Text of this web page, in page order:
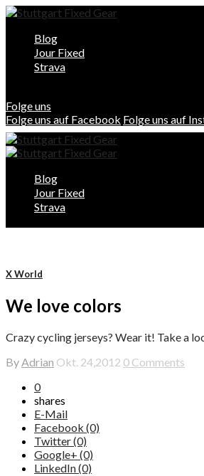
Blog
Jour Fixed
Strava
Folge uns
Folge uns auf Facebook Folge uns auf
Blog
Jour Fixed
Strava
X World
We love colors
Crazy cycling jerseys? Wear it! Take a
ByAdrian Okt. 24,2012 0 Comments
0
shares
E-Mail
Facebook (0)
Twitter (0)
Google+ (0)
LinkedIn (0)